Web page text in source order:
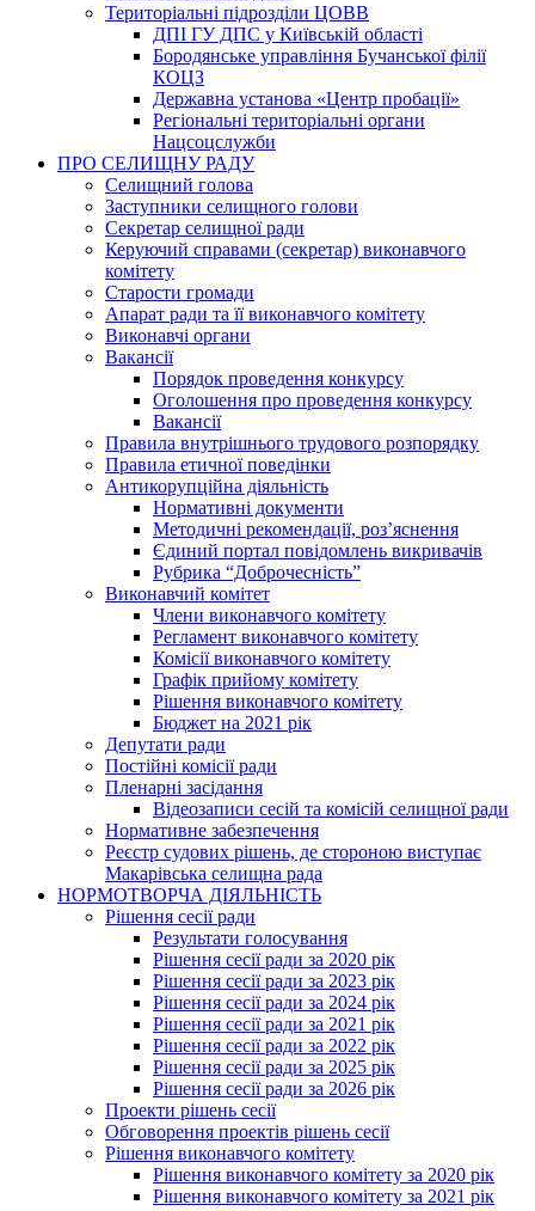
Територіальні підрозділи ЦОВВ
ДПІ ГУ ДПС у Київській області
Бородянське управління Бучанської філії
КОЦЗ
Державна установа «Центр пробації»
Регіональні територіальні органи
Нацсоцслужби
ПРО СЕЛИЩНУ РАДУ
Селищний голова
Заступники селищного голови
Секретар селищної ради
Керуючий справами (секретар) виконавчого
комітету
Старости громади
Апарат ради та її виконавчого комітету
Виконавчі органи
Вакансії
Порядок проведення конкурсу
Оголошення про проведення конкурсу
Вакансії
Правила внутрішнього трудового розпорядку
Правила етичної поведінки
Антикорупційна діяльність
Нормативні документи
Методичні рекомендації, роз’яснення
Єдиний портал повідомлень викривачів
Рубрика “Доброчесність”
Виконавчий комітет
Члени виконавчого комітету
Регламент виконавчого комітету
Комісії виконавчого комітету
Графік прийому комітету
Рішення виконавчого комітету
Бюджет на 2021 рік
Депутати ради
Постійні комісії ради
Пленарні засідання
Відеозаписи сесій та комісій селищної ради
Нормативне забезпечення
Реєстр судових рішень, де стороною виступає
Макарівська селищна рада
НОРМОТВОРЧА ДІЯЛЬНІСТЬ
Рішення сесії ради
Результати голосування
Рішення сесії ради за 2020 рік
Рішення сесії ради за 2023 рік
Рішення сесії ради за 2024 рік
Рішення сесії ради за 2021 рік
Рішення сесії ради за 2022 рік
Рішення сесії ради за 2025 рік
Рішення сесії ради за 2026 рік
Проекти рішень сесії
Обговорення проектів рішень сесії
Рішення виконавчого комітету
Рішення виконавчого комітету за 2020 рік
Рішення виконавчого комітету за 2021 рік